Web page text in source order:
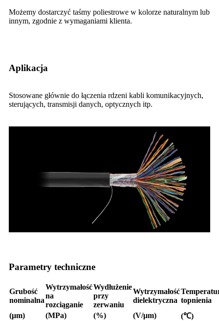
Możemy dostarczyć taśmy poliestrowe w kolorze naturalnym lub
innym, zgodnie z wymaganiami klienta.
Aplikacja
Stosowane głównie do łączenia rdzeni kabli komunikacyjnych,
sterujących, transmisji danych, optycznych itp.
Parametry techniczne
Grubość
nominalna
Wytrzymałość
na
rozciąganie
Wydłużenie
przy
zerwaniu
Wytrzymałość
dielektryczna topnienia
(μm)
(MPa) (%) (V/μm)
(℃)